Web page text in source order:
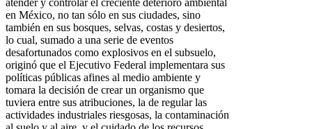
en México, no tan sólo en sus ciudades, sino
también en sus bosques, selvas, costas y desiertos,
lo cual, sumado a una serie de eventos
desafortunados como explosivos en el subsuelo,
originó que el Ejecutivo Federal implementara sus
políticas públicas afines al medio ambiente y
tomara la decisión de crear un organismo que
tuviera entre sus atribuciones, la de regular las
actividades industriales riesgosas, la contaminación